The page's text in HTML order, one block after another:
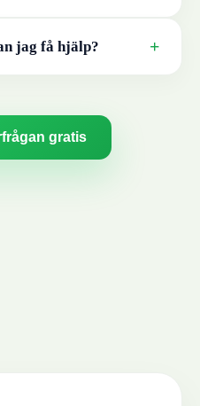
jag få hjälp? +
gratis